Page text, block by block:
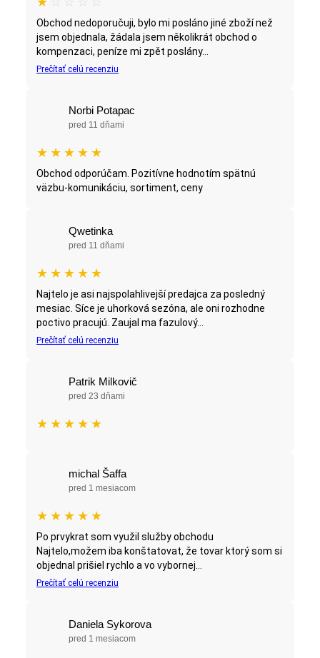
Obchod nedoporučuji, bylo mi posláno jiné zboží než
jsem objednala, žádala jsem několikrát obchod o
kompenzaci, peníze mi zpět poslány...
Prečítať celú recenziu
Norbi Potapac
pred 11 dňami
★ ★ ★ ★ ★
Obchod odporúčam. Pozitívne hodnotím spätnú
väzbu-komunikáciu, sortiment, ceny
Qwetinka
pred 11 dňami
★ ★ ★ ★ ★
Najtelo je asi najspolahlivejší predajca za posledný
mesiac. Síce je uhorková sezóna, ale oni rozhodne
poctivo pracujú. Zaujal ma fazulový...
Prečítať celú recenziu
Patrik Milkovič
pred 23 dňami
★ ★ ★ ★ ★
michal Šaffa
pred 1 mesiacom
★ ★ ★ ★ ★
Po prvykrat som využil služby obchodu
Najtelo,možem iba konštatovat, že tovar ktorý som si
objednal prišiel rychlo a vo vybornej...
Prečítať celú recenziu
Daniela Sykorova
pred 1 mesiacom